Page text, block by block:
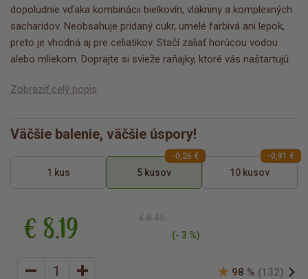
dopoludnie vďaka kombinácii bielkovín, vlákniny a komplexných
sacharidov. Neobsahuje pridaný cukr, umelé farbivá ani lepok,
preto je vhodná aj pre celiatikov. Stačí zaliať horúcou vodou
alebo mliekom. Doprajte si svieže raňajky, ktoré vás naštartujú.
Zobraziť celý popis
Väčšie balenie, väčšie úspory!
1 kus 5 kusov
-0,26 €
10 kusov
-0,91 €
98 % (132)
(- 3 %)
€ 8.45
€ 8.19